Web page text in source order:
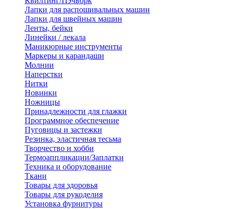
Лапки для распошивальных машин
Лапки для швейных машин
Ленты, бейки
Линейки / лекала
Маникюрные инструменты
Маркеры и карандаши
Молнии
Наперстки
Нитки
Новинки
Ножницы
Принадлежности для глажки
Программное обеспечение
Пуговицы и застежки
Резинка, эластичная тесьма
Творчество и хобби
Термоаппликации/Заплатки
Техника и оборудование
Ткани
Товары для здоровья
Товары для рукоделия
Установка фурнитуры